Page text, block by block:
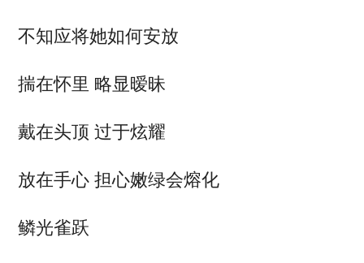
不知应将她如何安放
揣在怀里 略显暧昧
戴在头顶 过于炫耀
放在手心 担心嫩绿会熔化
鳞光雀跃